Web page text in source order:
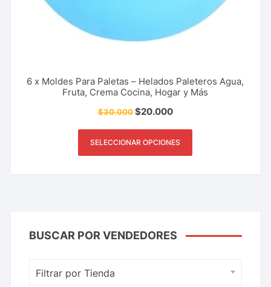
6 x Moldes Para Paletas – Helados Paleteros Agua,
Fruta, Crema Cocina, Hogar y Más
$30.000$20.000
SELECCIONAR OPCIONES
BUSCAR POR VENDEDORES
Filtrar por Tienda